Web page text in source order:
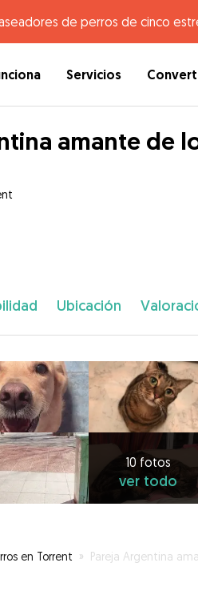
de perros de cinco
Servicios
amante de
Ubicación
10 fotos
ver todo
en Torrent » Pareja Argentina amante de los animales 🦮🐈❤️